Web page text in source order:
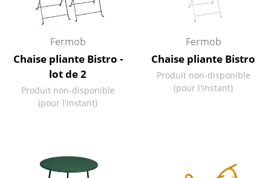
Lampes sans fil
... voir tous les luminaires
Lits
Lits doubles
Lits enfants
Fermob
Chaise pliante Bistro -
lot de 2
Produit non-disponible
(pour l'instant)
Fermob
Chaise pliante Bistro
Produit non-disponible
(pour l'instant)